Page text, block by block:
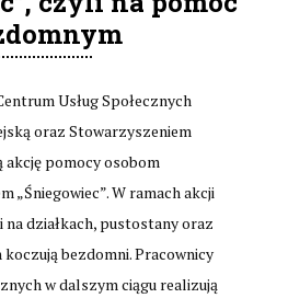
Usług Społecznych
oraz Stowarzyszeniem
akcję pomocy osobom
„Śniegowiec”. W ramach akcji
działkach, pustostany oraz
bezdomni. Pracownicy
w dalszym ciągu realizują